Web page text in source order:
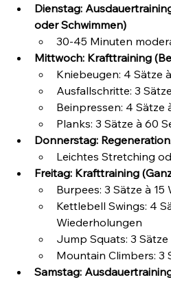
Dienstag:
oder Schwimmen)
30-45 Minuten
Mittwoch: Krafttraining
Kniebeugen: 4 Sätze
Ausfallschritte: 3
Beinpressen: 4 Sätze
Planks: 3 Sätze à 60
Donnerstag:
Leichtes Stretching
Freitag: Krafttraining
Burpees: 3 Sätze à
Kettlebell Swings: 4
Wiederholungen
Jump Squats: 3
Mountain Climbers: 3
Samstag: